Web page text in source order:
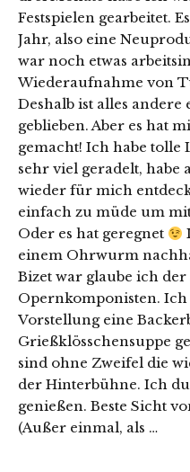
Festspielen gearbeitet.
Jahr, also eine
war noch etwas
Wiederaufnahme von
Deshalb ist alles
geblieben. Aber es hat
gemacht! Ich habe tolle
sehr viel geradelt, habe
wieder für mich
einfach zu müde um
Oder es hat geregnet
einem Ohrwurm
Bizet war glaube ich
Opernkomponisten. Ich
Vorstellung eine
Grießklösschensuppe
sind ohne Zweifel die
der Hinterbühne. Ich
genießen. Beste Sicht
(Außer einmal, als …